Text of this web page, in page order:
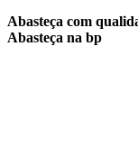
Abasteça com
Abasteça na bp